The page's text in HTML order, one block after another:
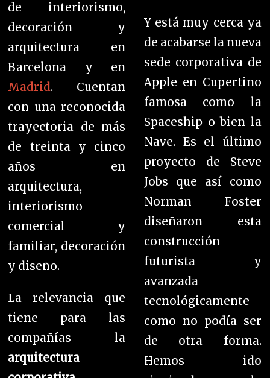
de interiorismo,
decoración y
arquitectura en
Barcelona y en
Madrid. Cuentan
con una reconocida
trayectoria de más
de treinta y cinco
años en
arquitectura,
interiorismo
comercial y
familiar, decoración
y diseño.
La relevancia que
tiene para las
compañías la
arquitectura
Y está muy cerca ya
de acabarse la nueva
sede corporativa de
Apple en Cupertino
famosa como la
Spaceship o bien la
Nave. Es el último
proyecto de Steve
Jobs que así como
Norman Foster
diseñaron esta
construcción
futurista y
avanzada
tecnológicamente
como no podía ser
de otra forma.
Hemos ido